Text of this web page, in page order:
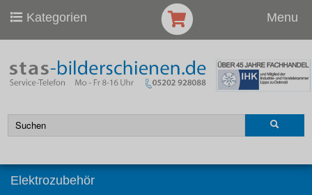
Kategorien Menu
Elektrozubehör